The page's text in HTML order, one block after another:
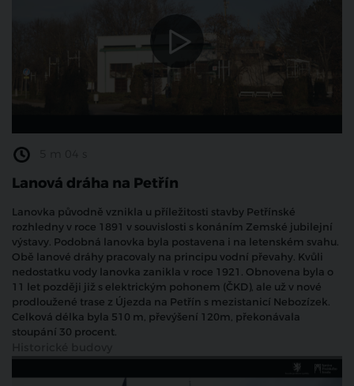
Lanová dráha na Petřín
Lanovka původně vznikla u příležitosti stavby Petřínské
rozhledny v roce 1891 v souvislosti s konáním Zemské jubilejní
výstavy. Podobná lanovka byla postavena i na letenském svahu.
Obě lanové dráhy pracovaly na principu vodní převahy. Kvůli
nedostatku vody lanovka zanikla v roce 1921. Obnovena byla o
11 let později již s elektrickým pohonem (ČKD), ale už v nové
prodloužené trase z Újezda na Petřín s mezistanicí Nebozízek.
Celková délka byla 510 m, převýšení 120m, překonávala
stoupání 30 procent.